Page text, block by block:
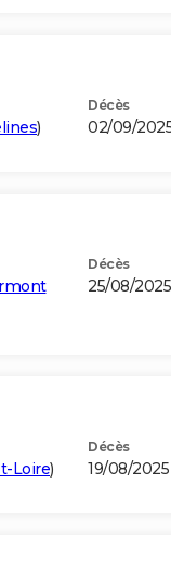
)
Décès
02/09/
Décès
25/08/
Loire)
Décès
19/08/2025